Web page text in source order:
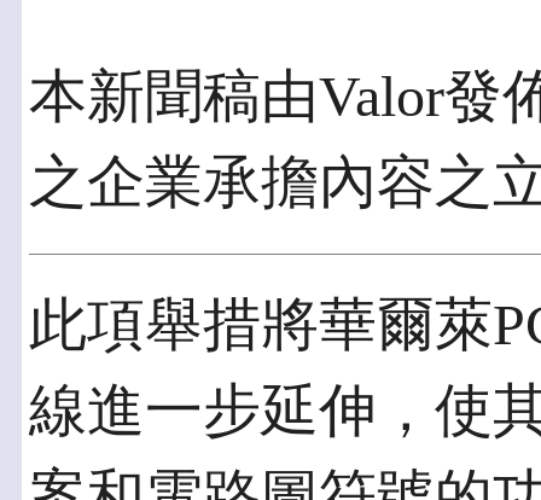
本新聞稿由Valor發
之企業承擔內容之
此項舉措將華爾萊
線進一步延伸，使